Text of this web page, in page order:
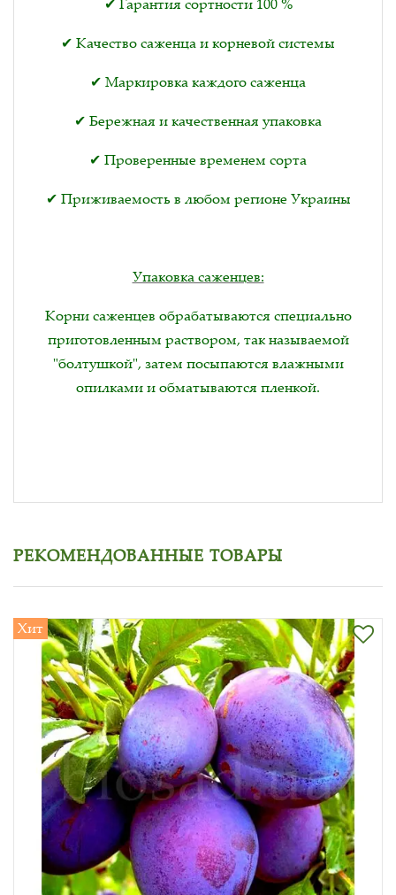
✔ Качество саженца и корневой системы
✔ Маркировка каждого саженца
✔ Бережная и качественная упаковка
✔ Проверенные временем сорта
✔ Приживаемость в любом регионе Украины
Упаковка саженцев:
Корни саженцев обрабатываются специально
приготовленным раствором, так называемой
"болтушкой", затем посыпаются влажными
опилками и обматываются пленкой.
РЕКОМЕНДОВАННЫЕ ТОВАРЫ
Хит